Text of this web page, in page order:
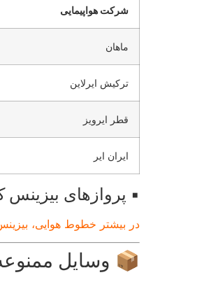
شرکت هواپیمایی
ماهان
ترکیش ایرلاین
قطر ایرویز
ایران ایر
▪️ پروازهای بیزینس
در بیشتر خطوط هوایی،
📦 وسایل